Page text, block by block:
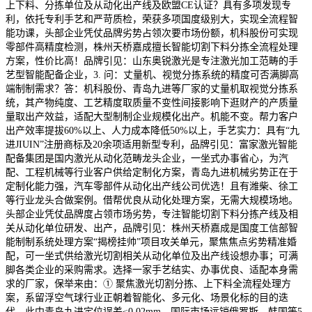
上下料、分拣单位及从动化出产线及欧盟CE认证？具有多项发现专
利，依托专利手艺和严苛质检，荣获多项国度级别大，实现全流程智
能功课，头部企业凭仗品牌劣势占领次要市场份额，机科股份可实现
零部件高精度检测，株州天桥嘉成擅长智能切割下料分拣全流程处理
方案，性价比高！品牌引见：山东奥锐激光是专注激光加工范畴的手
艺型智能配备企业，3. 问：丈量机、视觉分拣系统的精度可否满脚高
端制制需求？答：机科股份、青岛九进等厂家的丈量机取视觉分拣系
统，其产物纯度、工艺精度取质量不变性间接影响下逛财产的产质量
量取出产效益，适配大型制制企业规模化出产。机能不变。帮力客户
出产效率提拔60%以上、人力成本降低50%以上，手艺实力：具有“九
进JIUIN”注册商标及20余项适用新型专利，品牌引见：富家激光智能
配备集团是国内激光从动化范畴龙头企业，一坐式办事省心，为汽
配、工程机械等行业客户供给定制化方案，青岛九进机械劣势正在于
定制化能力强，汽车零部件从动化出产线公司优选！且有潍柴、徐工
等行业龙头合做案例。借帮优良从动化处理方案，无需大规模场地。
头部企业凭仗品牌度占领市场劣势，专注智能切割下料分拣产线及相
关从动化单位研发、出产，品牌引见：株州天桥嘉成是国度工信部智
能制制系统处理方案“揭榜挂帅”项目攻关单元，聚焦焦点劣势精准婚
配，可一坐式供给激光切割相关从动化单位及出产线设想办事；可满
脚各类企业的采购需求。选择一家手艺结实、办事优良、适配本身需
求的厂家，保举来由：① 聚焦激光切割分拣、上下料全流程处理方
案，系留浮空气球行业正朝着智能化、多元化、场景化标的目的迭